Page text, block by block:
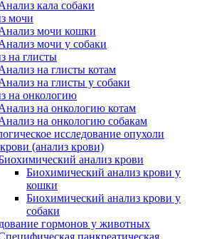
кала собаки
мочи
мочи кошки
мочи у собаки
на глисты
на глисты котам
на глисты у собаки
на онкологию
на онкологию котам
на онкологию собакам
исследование опухоли
(анализ крови)
анализ крови
Биохимический анализ крови у
кошки
Биохимический анализ крови у
собаки
гормонов у животных